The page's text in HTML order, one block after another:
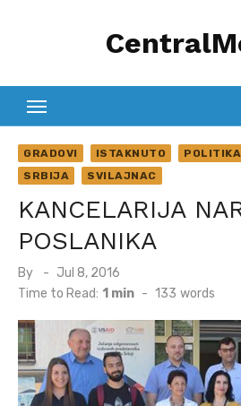
GRADOVI ISTAKNUTO POLITIKA
SRBIJA
SVILAJNAC
KANCELARIJA
POSLANIKA
By
Posted
on
Jul 8, 2016
Time to Read: 1 min - 133 words